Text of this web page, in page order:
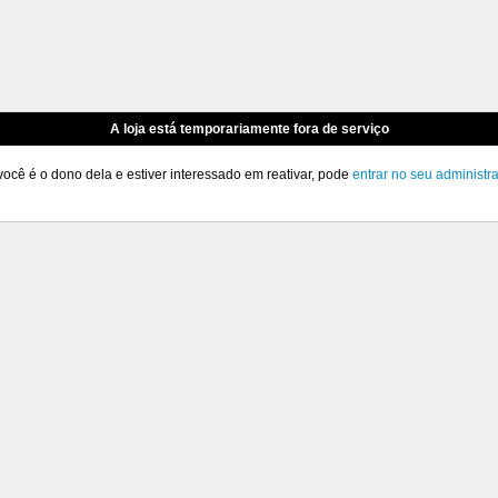
A loja está temporariamente fora de serviço
é o dono dela e estiver interessado em reativar, pode entrar no seu